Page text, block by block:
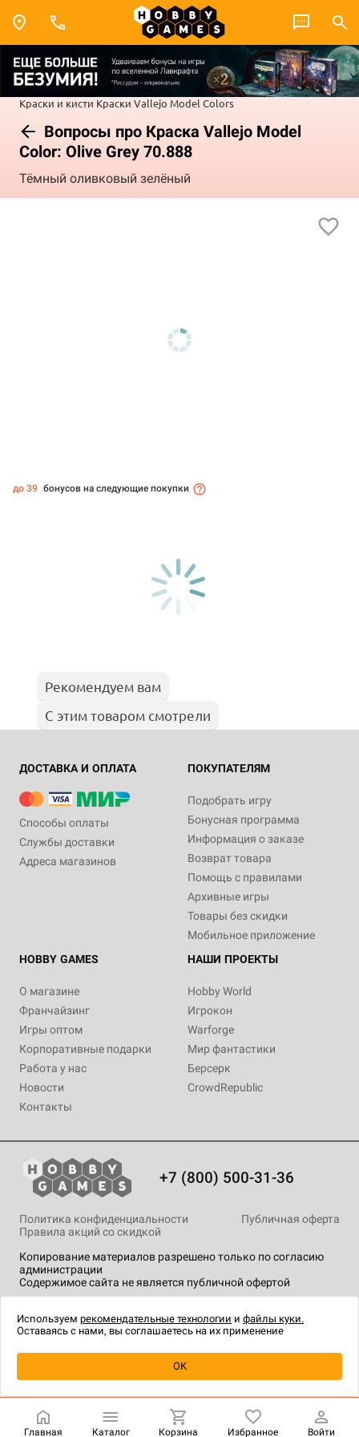
Краски и кисти Краски Vallejo Model Colors
Вопросы про Краска Vallejo Model
Color: Olive Grey 70.888
Тёмный оливковый зелёный
Уведомить о наличии
до 39 бонусов на следующие покупки
Рекомендуем вам
С этим товаром смотрели
ДОСТАВКА И ОПЛАТА
Способы оплаты
Службы доставки
Адреса магазинов
ПОКУПАТЕЛЯМ
Подобрать игру
Бонусная программа
Информация о заказе
Возврат товара
Помощь с правилами
Архивные игры
Товары без скидки
Мобильное приложение
HOBBY GAMES
О магазине
Франчайзинг
Игры оптом
Корпоративные подарки
Работа у нас
Новости
Контакты
НАШИ ПРОЕКТЫ
Hobby World
Игрокон
Warforge
Мир фантастики
Берсерк
CrowdRepublic
+7 (800) 500-31-36
Копирование материалов разрешено только по согласию
администрации
Содержимое сайта не является публичной офертой
Политика конфиденциальности
Публичная оферта
Правила акций со скидкой
технологии.
Главная Каталог Корзина Избранное Войти
Используем рекомендательные технологии и файлы куки.
Оставаясь с нами, вы соглашаетесь на их применение
OK